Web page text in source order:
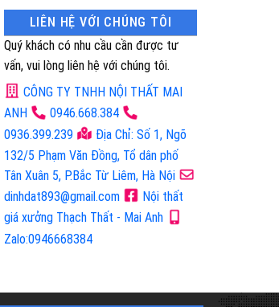
LIÊN HỆ VỚI CHÚNG TÔI
Quý khách có nhu cầu cần được tư
vấn, vui lòng liên hệ với chúng tôi.
CÔNG TY TNHH NỘI THẤT MAI
ANH
0946.668.384
0936.399.239
Địa Chỉ: Số 1, Ngõ
132/5 Phạm Văn Đồng, Tổ dân phố
Tân Xuân 5, P.Bắc Từ Liêm, Hà Nội
dinhdat893@gmail.com
Nội thất
giá xưởng Thạch Thất - Mai Anh
Zalo:0946668384
Mã Sản Phẩm: 2983
Giường Tầng Trẻ Em
Mã Sản Phẩm: 2446
Giường Tầng Trẻ Em